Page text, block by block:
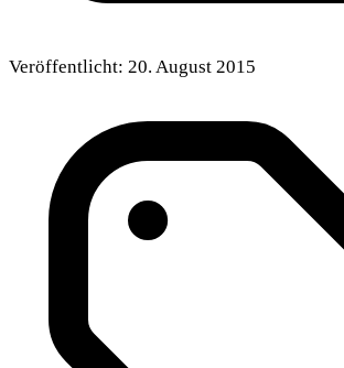
Veröffentlicht: 20. August 2015